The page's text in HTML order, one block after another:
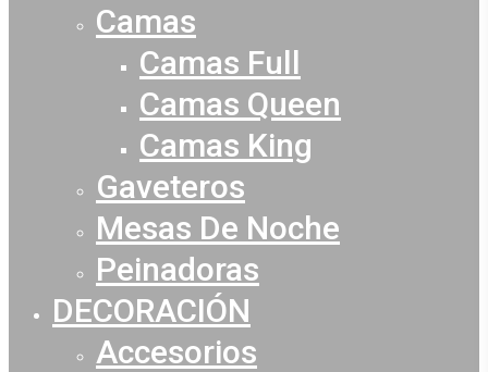
Camas
Camas Full
Camas Queen
Camas King
Gaveteros
Mesas De Noche
Peinadoras
DECORACIÓN
Accesorios